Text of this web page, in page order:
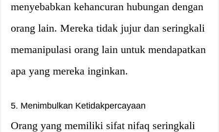
menyebabkan kehancuran hubungan dengan
orang lain. Mereka tidak jujur dan seringkali
memanipulasi orang lain untuk mendapatkan
apa yang mereka inginkan.
5. Menimbulkan Ketidakpercayaan
Orang yang memiliki sifat nifaq seringkali